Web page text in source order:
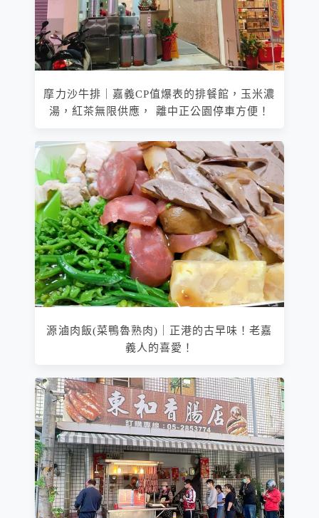
摩力沙牛排｜嘉義CP值爆表的排餐館，玉米濃
湯，紅茶無限供應， 離中正公園停車方便！
源滷肉飯(菜鴨魯熟肉)｜正港的古早味！老嘉
義人的喜愛！